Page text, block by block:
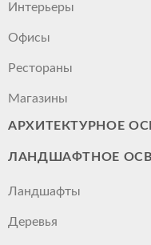
Интерьеры
Офисы
Рестораны
Магазины
АРХИТЕКТУРНОЕ
ЛАНДШАФТНОЕ
Ландшафты
Деревья